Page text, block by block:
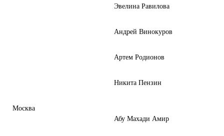
Эвелина Равилова
Андрей Винокуров
Артем Родионов
Никита Пензин
Москва
Абу Махади Амир